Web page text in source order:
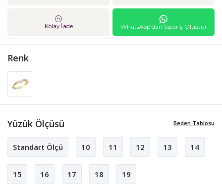
Kolay İade WhatsApp'dan Sipariş Oluştur
Renk
Beden Tablosu
Yüzük Ölçüsü
Standart Ölçü 10 11 12 13 14
15 16 17 18 19